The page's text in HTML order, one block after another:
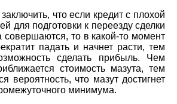
что если кредит с плохой
для подготовки к переезду сделки
совершаются, то в какой-то момент
падать и начнет расти, тем
сделать прибыль. Чем
стоимость мазута, тем
вероятность, что мазут достигнет
минимума.